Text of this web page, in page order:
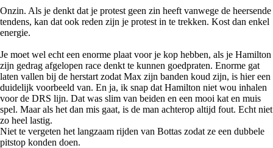
Onzin. Als je denkt dat je protest geen zin heeft vanwege de heersende
tendens, kan dat ook reden zijn je protest in te trekken. Kost dan enkel
energie.
Je moet wel echt een enorme plaat voor je kop hebben, als je Hamilton
zijn gedrag afgelopen race denkt te kunnen goedpraten. Enorme gat
laten vallen bij de herstart zodat Max zijn banden koud zijn, is hier een
duidelijk voorbeeld van. En ja, ik snap dat Hamilton niet wou inhalen
voor de DRS lijn. Dat was slim van beiden en een mooi kat en muis
spel. Maar als het dan mis gaat, is de man achterop altijd fout. Echt niet
zo heel lastig.
Niet te vergeten het langzaam rijden van Bottas zodat ze een dubbele
pitstop konden doen.